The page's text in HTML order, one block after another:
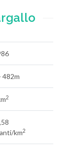
482m
2
km2